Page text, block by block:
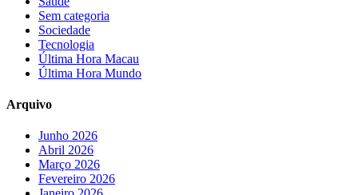
Sem categoria
Sociedade
Tecnologia
Última Hora Macau
Última Hora Mundo
Arquivo
Junho 2026
Abril 2026
Março 2026
Fevereiro 2026